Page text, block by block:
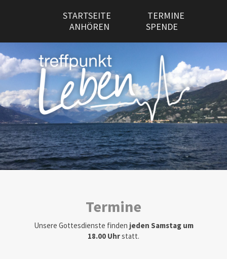
STARTSEITE
TERMINE
ANHÖREN
SPENDE
Termine
Unsere Gottesdienste finden jeden Samstag um
18.00 Uhrstatt.